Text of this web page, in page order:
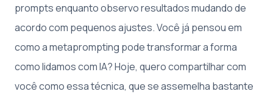
prompts enquanto observo resultados mudando de
acordo com pequenos ajustes. Você já pensou em
como a metaprompting pode transformar a forma
como lidamos com IA? Hoje, quero compartilhar com
você como essa técnica, que se assemelha bastante